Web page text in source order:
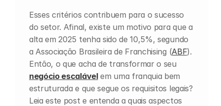
Esses critérios contribuem para o sucesso
do setor. Afinal, existe um motivo para que a
alta em 2025 tenha sido de 10,5%, segundo
a Associação Brasileira de Franchising (ABF).
negócio escalável em uma franquia bem
estruturada e que segue os requisitos legais?
Leia este post e entenda a quais aspectos